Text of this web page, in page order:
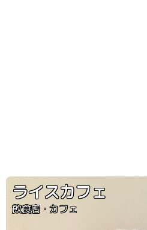
ライスカフェ
飲食店・カフェ